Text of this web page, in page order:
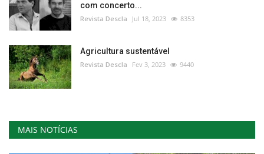
com concerto...
Revista Descla Jul 18, 2023 8353
Agricultura sustentável
Revista Descla Fev 3, 2023 9440
MAIS NOTÍCIAS